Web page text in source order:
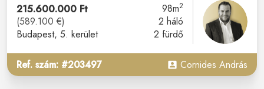
215.600.000 Ft
(589.100 €)
Budapest, 5. kerület
98m2
2 háló
2 fürdő
Ref. szám: #203497 Cornides András